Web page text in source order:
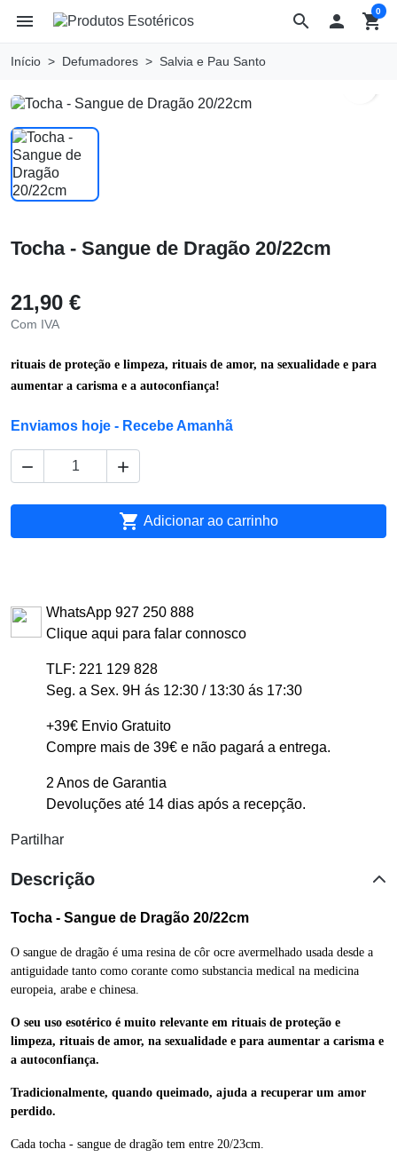
search
menu  shopping_cart
0
Início Defumadores Salvia e Pau Santo
Tocha - Sangue de Dragão 20/22cm
21,90 €
Com IVA
rituais de proteção e limpeza, rituais de amor, na sexualidade e para
aumentar a carisma e a autoconfiança!
Enviamos hoje - Recebe Amanhã
 
 Adicionar ao carrinho
WhatsApp 927 250 888
Clique aqui para falar connosco
TLF: 221 129 828
Seg. a Sex. 9H ás 12:30 / 13:30 ás 17:30
+39€ Envio Gratuito
Compre mais de 39€ e não pagará a entrega.
2 Anos de Garantia
Devoluções até 14 dias após a recepção.
Partilhar
Descrição
Tocha - Sangue de Dragão 20/22cm
O sangue de dragão é uma resina de côr ocre avermelhado usada desde a
antiguidade tanto como corante como substancia medical na medicina
europeia, arabe e chinesa.
O seu uso esotérico é muito relevante em rituais de proteção e
limpeza, rituais de amor, na sexualidade e para aumentar a carisma e
a autoconfiança.
Tradicionalmente, quando queimado, ajuda a recuperar um amor
perdido.
Cada tocha - sangue de dragão tem entre 20/23cm.